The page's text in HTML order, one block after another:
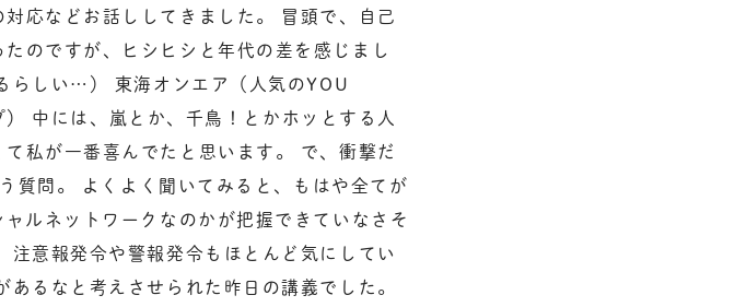
応などお話ししてきました。 冒頭で、自己
のですが、ヒシヒシと年代の差を感じまし
らしい…） 東海オンエア（人気のYOU
中には、嵐とか、千鳥！とかホッとする人
私が一番喜んでたと思います。 で、衝撃だ
質問。 よくよく聞いてみると、もはや全てが
ルネットワークなのかが把握できていなさそ
意報発令や警報発令もほとんど気にしてい
るなと考えさせられた昨日の講義でした。